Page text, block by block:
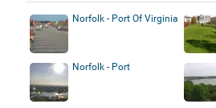
Norfolk - Port Of Virginia
Norfolk - Port